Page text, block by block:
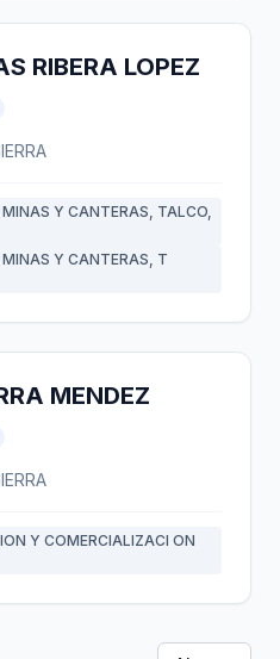
RIBERA LOPEZ
Y CANTERAS, TALCO,
Y CANTERAS, T
MENDEZ
Y COMERCIALIZACI ON